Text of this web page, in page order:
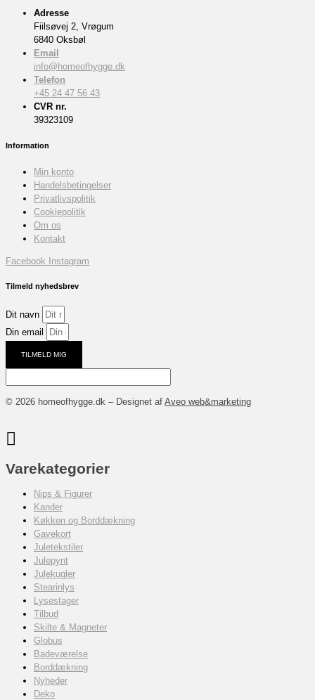
Adresse
Fiilsøvej 2, Vrøgum
6840 Oksbøl
Email
info@homeofhygge.dk
Telefon
+45 24 47 56 43
CVR nr.
39323109
Information
Min konto
Handelsbetingelser
Privatlivspolitik
Cookiepolitik
Om os
Kontakt
Facebook Instagram
Tilmeld nyhedsbrev
Dit navn
Din email
TILMELD MIG
© 2026 homeofhygge.dk – Designet af Aveo web&marketing
Varekategorier
Nips & Figurer
Kander
Køkken og Borddækning
Gavekort
Juletekstiler
Julepynt
Julekugler
Stearinlys
Lysestager
Tilbud
Skilte & Magneter
Globus
Badeværelse
Borddækning
Nyheder
Deko